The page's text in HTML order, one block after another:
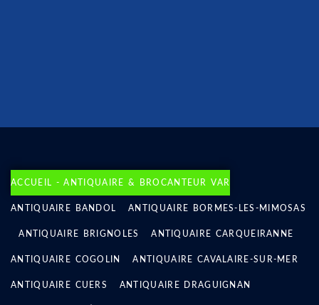
ACCUEIL - ANTIQUAIRE & BROCANTEUR VAR
ANTIQUAIRE BANDOL ANTIQUAIRE BORMES-LES-MIMOSAS
ANTIQUAIRE BRIGNOLES ANTIQUAIRE CARQUEIRANNE
ANTIQUAIRE COGOLIN ANTIQUAIRE CAVALAIRE-SUR-MER
ANTIQUAIRE CUERS ANTIQUAIRE DRAGUIGNAN